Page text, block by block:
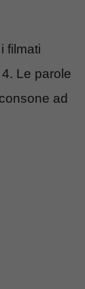
filmati
Le parole
ad